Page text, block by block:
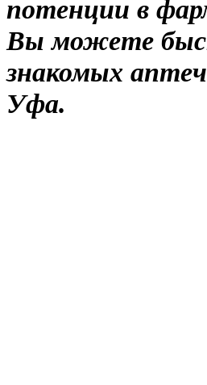
потенции в
Вы можете
знакомых
Уфа.